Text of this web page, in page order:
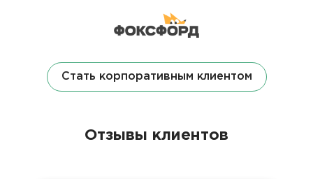
Стать корпоративным клиентом
Отзывы клиентов